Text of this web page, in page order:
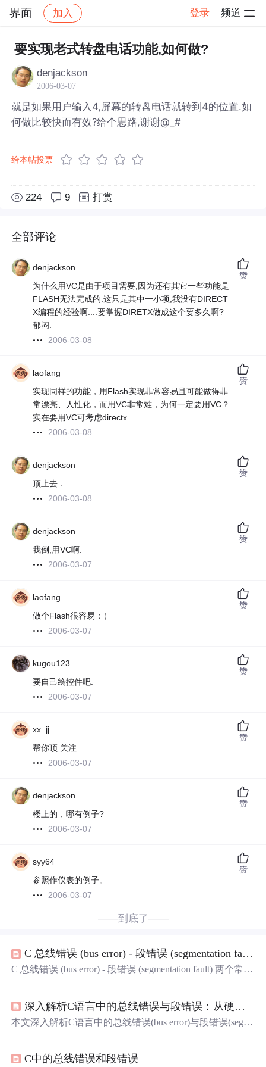
界面 加入 登录 频道
社区 界面 帖子详情
要实现老式转盘电话功能,如何做?
denjackson
2006-03-07
就是如果用户输入4,屏幕的转盘电话就转到4的位置.如
何做比较快而有效?给个思路,谢谢@_#
给本帖投票
224 9 打赏
全部评论
denjackson
为什么用VC是由于项目需要,因为还有其它一些功能是
FLASH无法完成的.这只是其中一小项,我没有DIRECT
X编程的经验啊....要掌握DIRETX做成这个要多久啊?
郁闷.
2006-03-08
赞
laofang
实现同样的功能，用Flash实现非常容易且可能做得非
常漂亮、人性化，而用VC非常难，为何一定要用VC？
实在要用VC可考虑directx
2006-03-08
赞
denjackson
顶上去．
2006-03-08
赞
denjackson
我倒,用VC啊.
2006-03-07
赞
laofang
做个Flash很容易：）
2006-03-07
赞
kugou123
要自己绘控件吧.
2006-03-07
赞
xx_jj
帮你顶 关注
2006-03-07
赞
denjackson
楼上的，哪有例子?
2006-03-07
赞
syy64
参照作仪表的例子。
2006-03-07
赞
——到底了——
C 总线错误 (bus error) - 段错误 (segmentation fault)
C 总线错误 (bus error) - 段错误 (segmentation fault) 两个常见
错误信息对引起这两种错误的源代码错误并没有作简单的
解释，上面的信息并未提供如何从代码中寻找错误的线
是尽可能地以操作系统
深入解析C语言中的总线错误与段错误：从硬件异常到调试实践
本文深入解析C语言中的总线错误(bus error)与段错误(segm
GDB、Valgrind等工具的高效调试技巧，帮助开发者快速定
C中的总线错误和段错误